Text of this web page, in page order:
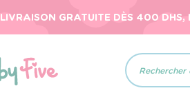
LIVRAISON GRATUITE DÈS 400
Recherche
de
produits